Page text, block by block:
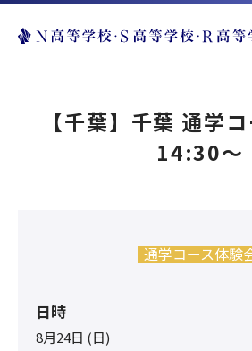
【千葉】千葉 通学
14:30〜
通学コース体験
日時
8月24日 (日)